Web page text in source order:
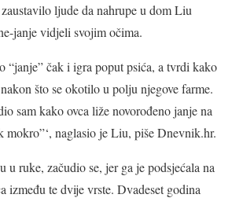
ljude da nahrupe u dom Liu
janje vidjeli svojim očima.
“janje” čak i igra poput psića, a tvrdi kako
što se okotilo u polju njegove farme.
sam kako ovca liže novorođeno janje na
naglasio je Liu, piše Dnevnik.hr.
ruke, začudio se, jer ga je podsjećala na
između te dvije vrste. Dvadeset godina